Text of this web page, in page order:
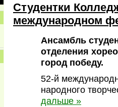
Студентки
международном
Ансамбль
отделения
город победу.
52-й
народного
дальше »